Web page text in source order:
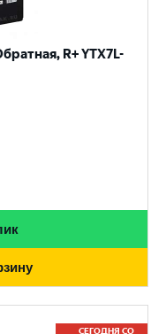
R+ YTX7L-
СЕГОДНЯ СО